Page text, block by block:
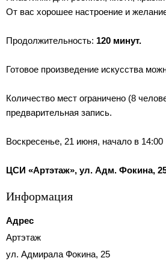
От вас хорошее настроение и
Продолжительность: 120 минут.
Готовое произведение искусства
Количество мест ограничено (8
предварительная запись.
Воскресенье, 21 июня, начало в 14:00
ЦСИ «Артэтаж», ул. Адм. Фокина,
Информация
Адрес
Артэтаж
ул. Адмирала Фокина, 25